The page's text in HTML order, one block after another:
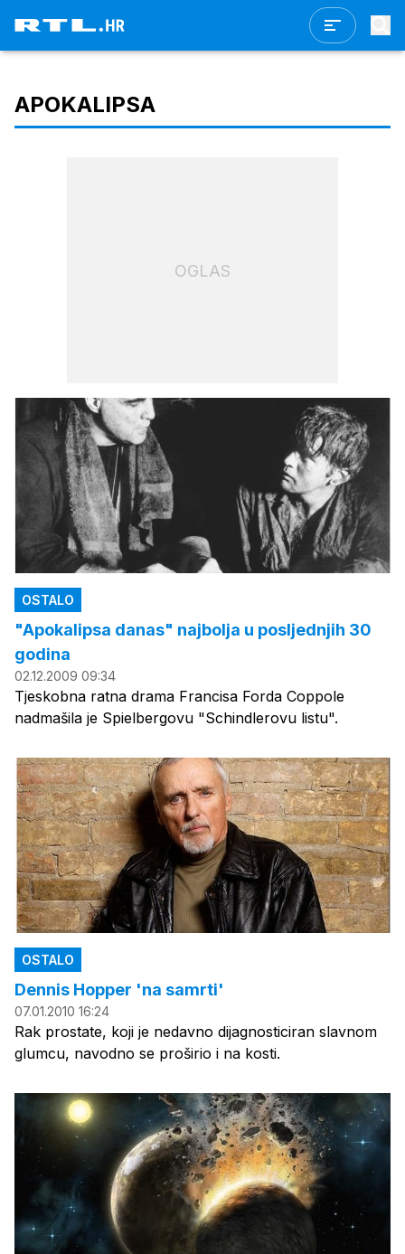
APOKALIPSA
OGLAS
OSTALO
"Apokalipsa danas" najbolja u posljednjih 30
godina
02.12.2009 09:34
Tjeskobna ratna drama Francisa Forda Coppole
nadmašila je Spielbergovu "Schindlerovu listu".
OSTALO
Dennis Hopper 'na samrti'
07.01.2010 16:24
Rak prostate, koji je nedavno dijagnosticiran slavnom
glumcu, navodno se proširio i na kosti.